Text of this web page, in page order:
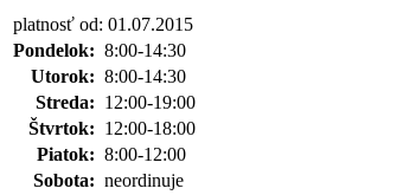
platnosť od: 01.07.2015
Pondelok: 8:00-14:30
Utorok: 8:00-14:30
Streda: 12:00-19:00
Štvrtok: 12:00-18:00
Piatok: 8:00-12:00
Sobota: neordinuje